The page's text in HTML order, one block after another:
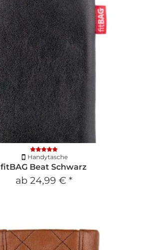
Handytasche
fitBAG Beat Schwarz
ab 24,99 € *